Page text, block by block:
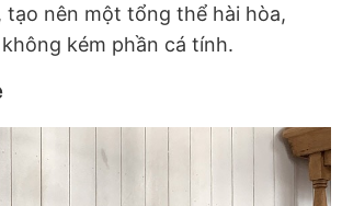
tạo nên một tổng thể hài hòa,
kém phần cá tính.